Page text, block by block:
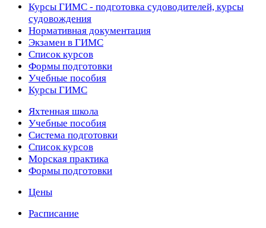
Курсы ГИМС - подготовка судоводителей, курсы
судовождения
Нормативная документация
Экзамен в ГИМС
Список курсов
Формы подготовки
Учебные пособия
Курсы ГИМС
Яхтенная школа
Учебные пособия
Cистема подготовки
Список курсов
Морская практика
Формы подготовки
Цены
Расписание